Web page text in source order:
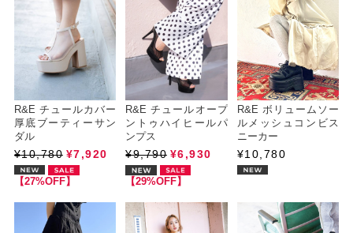
R&E チュールカバー
厚底ブーティーサン
ダル
¥10,780 ¥7,920
【27%OFF】
R&E チュールオープ
ントゥハイヒールパ
ンプス
¥9,790 ¥6,930
【29%OFF】
R&E ボリュームソー
ルメッシュコンビス
ニーカー
¥10,780